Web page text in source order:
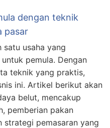
dengan teknik
pasar
satu usaha yang
pemula. Dengan
teknik yang praktis,
ini. Artikel berikut akan
belut, mencakup
pemberian pakan
strategi pemasaran yang